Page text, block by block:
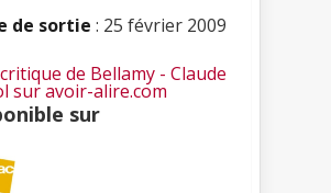
de sortie : 25 février 2009
de Bellamy - Claude
sur avoir-alire.com
sur